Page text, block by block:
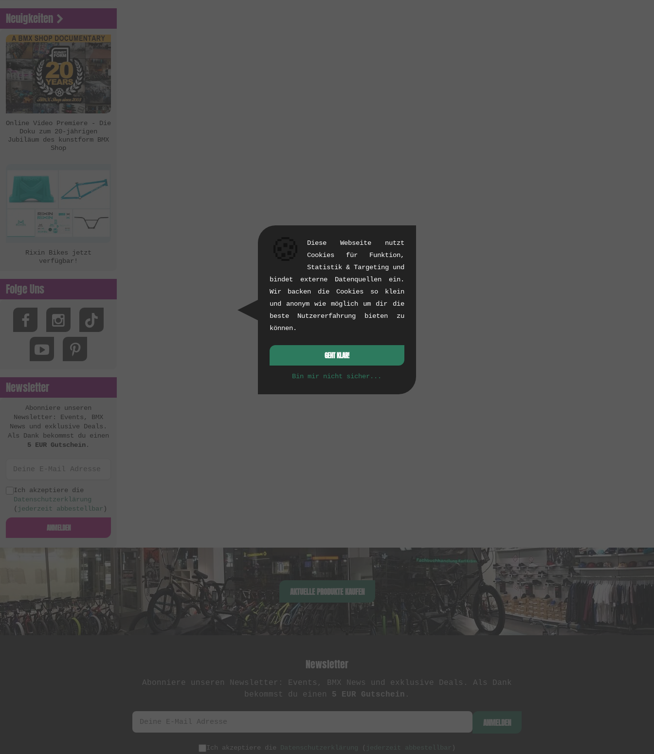
Chico Clothing
Coalition BMX
Country Bikes
Deep BMX
Eastern Bikes
eclat
FBM
Felt Bikes
FreedomBMX
Hoffman Bikes
inTRIKat
Jungle Rider
Kis Bike Co.
kunstform
Kuoppa Gomez Bikes
Lotek
MacNeil Bikes
Mankind Bike Co.
Metal Bikes
Mutiny Bikes
Odyssey BMX
OG Bikes
Quamen
Sequence
Simple Bike Co.
SNAFU
Soul
St Martin
Suelo
Superstar
Terrible One
Neuigkeiten
Online Video Premiere - Die
Doku zum 20-jährigen
Jubiläum des kunstform BMX
Shop
Rixin Bikes jetzt
verfügbar!
Folge Uns
Newsletter
Abonniere unseren
Newsletter: Events, BMX
News und exklusive Deals.
Als Dank bekommst du einen
5 EUR Gutschein.
Ich akzeptiere die
Datenschutzerklärung
( jederzeit abbestellbar )
ANMELDEN
AKTUELLE PRODUKTE KAUFEN
Newsletter
Abonniere unseren Newsletter: Events, BMX News und exklusive Deals. Als Dank
bekommst du einen 5 EUR Gutschein .
ANMELDEN
Ich akzeptiere die Datenschutzerklärung ( jederzeit abbestellbar )
Diese Webseite nutzt
Cookies für Funktion,
Statistik & Targeting und
bindet externe Datenquellen ein.
Wir backen die Cookies so klein
und anonym wie möglich um dir die
beste Nutzererfahrung bieten zu
können.
GEHT KLAR!
Bin mir nicht sicher...